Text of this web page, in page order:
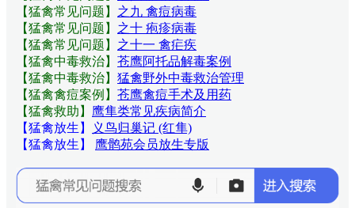
【猛禽常见问题 】 之九 禽痘病毒
【猛禽常见问题 】 之十 疱疹病毒
【猛禽常见问题 】 之十一 禽疟疾
【猛禽中毒救治】 苍鹰阿托品解毒案例
【猛禽中毒救治】 猛禽野外中毒救治管理
【猛禽禽痘案例】 苍鹰禽痘手术及用药
【猛禽救助】 鹰隼类常见疾病简介
【猛禽放生】
义鸟归巢记 (红隼)
【猛禽放生】
鹰鹘苑会员放生专版